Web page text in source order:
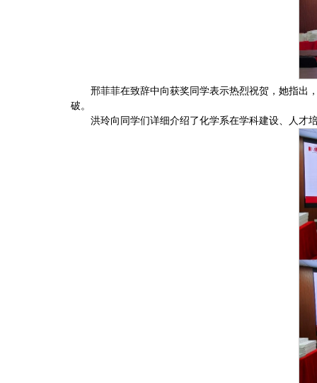
邢菲菲在致辞中向获奖同学表示热烈祝贺，她指出
破。
洪玲向同学们详细介绍了化学系在学科建设、人才